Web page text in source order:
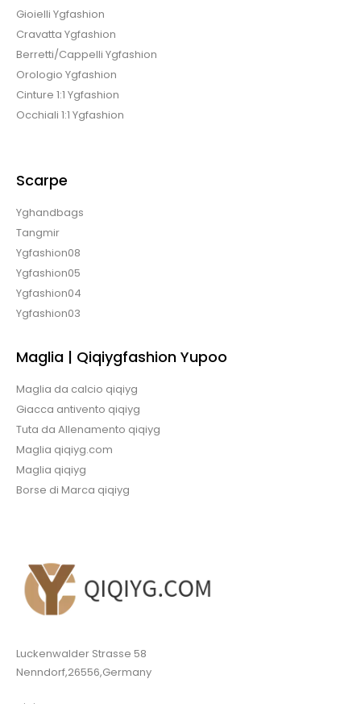
Gioielli Ygfashion
Cravatta Ygfashion
Berretti/Cappelli Ygfashion
Orologio Ygfashion
Cinture 1:1 Ygfashion
Occhiali 1:1 Ygfashion
Scarpe
Yghandbags
Tangmir
Ygfashion08
Ygfashion05
Ygfashion04
Ygfashion03
Maglia | Qiqiygfashion Yupoo
Maglia da calcio qiqiyg
Giacca antivento qiqiyg
Tuta da Allenamento qiqiyg
Maglia qiqiyg.com
Maglia qiqiyg
Borse di Marca qiqiyg
Luckenwalder Strasse 58
Nenndorf,26556,Germany